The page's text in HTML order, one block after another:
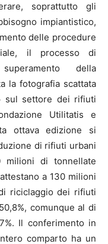
soprattutto gli
impiantistico,
delle procedure
il processo di
della
la fotografia scattata
sul settore dei rifiuti
Utilitatis e
ottava edizione si
di rifiuti urbani
milioni di tonnellate
a 130 milioni
riciclaggio dei rifiuti
comunque al di
Il conferimento in
comparto ha un